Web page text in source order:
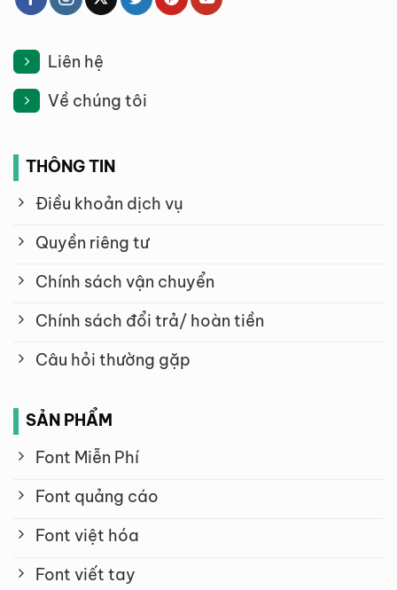
Liên hệ
Về chúng tôi
THÔNG TIN
Điều khoản dịch vụ
Quyền riêng tư
Chính sách vận chuyển
Chính sách đổi trả/ hoàn tiền
Câu hỏi thường gặp
SẢN PHẨM
Font Miễn Phí
Font quảng cáo
Font việt hóa
Font viết tay